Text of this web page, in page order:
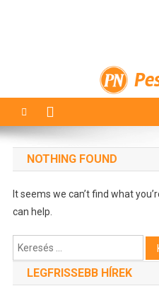
NOTHING FOUND
It seems we can’t find what
can help.
Keresés:
LEGFRISSEBB HÍREK